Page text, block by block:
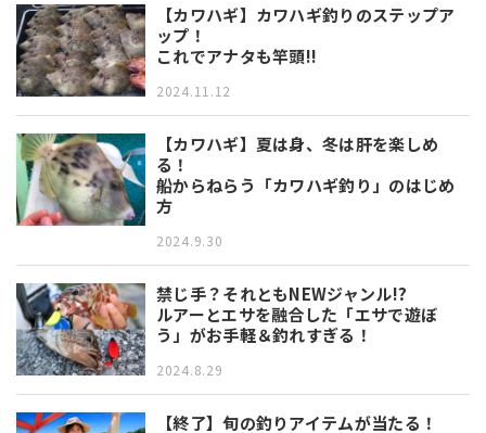
【カワハギ】カワハギ釣りのステップア
ップ！
これでアナタも竿頭!!
2024.11.12
【カワハギ】夏は身、冬は肝を楽しめ
る！
船からねらう「カワハギ釣り」のはじめ
方
2024.9.30
禁じ手？それともNEWジャンル!?
ルアーとエサを融合した「エサで遊ぼ
う」がお手軽＆釣れすぎる！
2024.8.29
【終了】旬の釣りアイテムが当たる！